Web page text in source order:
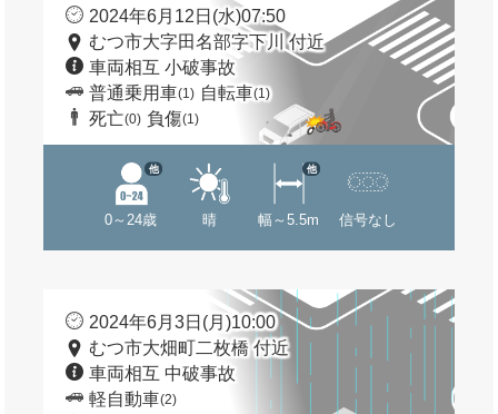
2024年6月12日(水)07:50
むつ市大字田名部字下川 付近
車両相互 小破事故
普通乗用車(1) 自転車(1)
死亡(0) 負傷(1)
0～24歳
他
晴 幅～5.5m
他
信号なし
2024年6月3日(月)10:00
むつ市大畑町二枚橋 付近
車両相互 中破事故
軽自動車(2)